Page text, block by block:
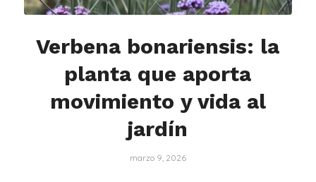
Verbena bonariensis: la
planta que aporta
movimiento y vida al
jardín
marzo 9, 2026